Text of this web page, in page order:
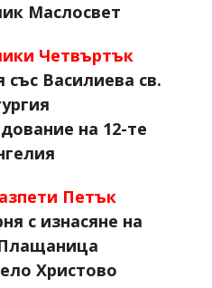
Маслосвет
Четвъртък
със Василиева св.
на 12-те
Петък
с изнасяне на
Христово